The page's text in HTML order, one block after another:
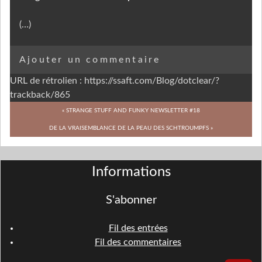
(…)
Ajouter un commentaire
URL de rétrolien : https://ssaft.com/Blog/dotclear/?
trackback/865
« STRANGE STUFF AND FUNKY NEWSLETTER #18
DE LA VRAISEMBLANCE DE LA PEAU DES SCHTROUMPFS »
Informations
S'abonner
Fil des entrées
Fil des commentaires